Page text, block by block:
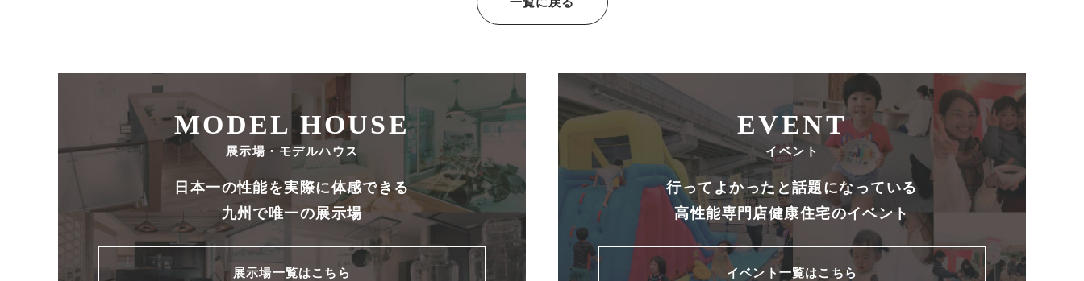
一覧に戻る
MODEL HOUSE
展示場・モデルハウス
日本一の性能を実際に体感できる
九州で唯一の展示場
展示場一覧はこちら
EVENT
イベント
行ってよかったと話題になっている
高性能専門店健康住宅のイベント
イベント一覧はこちら